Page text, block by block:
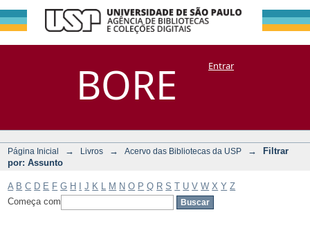
BORE
Filtrar por:
Assunto
DSpace/Manakin + CoriscoEntrar
Página Inicial → Livros → Acervo das Bibliotecas da USP →
Filtrar
por: Assunto
A B C D E F G H J K M N O P Q R S T U V W X Y Z
Começa com